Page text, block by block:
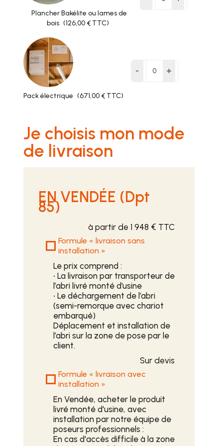
Plancher Bakélite ou lames de
bois (126,00 € TTC)
Pack électrique (671,00 € TTC)
- +
Je choisis mon mode
de livraison
EN VENDÉE (Dpt
85)
à partir de 1 948 € TTC
Formule « livraison sans
installation »
Le prix comprend :
• La livraison par transporteur de
l’abri livré monté d’usine
• Le déchargement de l’abri
(semi-remorque avec chariot
embarqué)
Déplacement et installation de
l’abri sur la zone de pose par le
client.
Sur devis
Formule « livraison avec
installation »
En Vendée, acheter le produit
livré monté d'usine, avec
installation par notre équipe de
poseurs professionnels :
En cas d'accès difficile à la zone